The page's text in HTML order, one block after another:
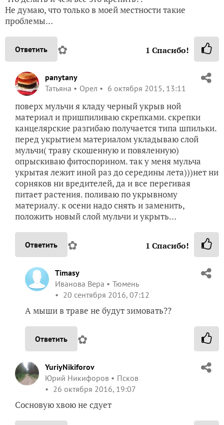
Не думаю, что только в моей местности такие
проблемы…
Ответить ✿ 1 Спасибо!
panytany
Татьяна
Орел 6 октября 2015, 13:11
поверх мульчи я кладу черный укрыв ной
материал и пришпиливаю скрепками. скрепки
канцелярские разгибаю получается типа шпильки.
перед укрытием материалом укладываю слой
мульчи( траву скошенную и повяленную)
опрыскиваю фитоспорином. так у меня мульча
укрытая лежит иной раз до середины лета)))нет ни
сорняков ни вредителей, да и все перегивая
питает растения. поливаю по укрывному
материалу. к осени надо снять и заменить,
положить новый слой мульчи и укрыть…
Ответить ✿ 1 Спасибо!
Timasy
Иванова Вера
Тюмень
20 сентября 2016, 07:12
А мыши в траве не будут зимовать??
Ответить ✿
YuriyNikiforov
Юрий Никифоров
Псков
26 октября 2016, 19:07
Сосновую хвою не сдует